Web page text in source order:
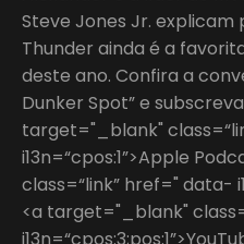
Steve Jones Jr. explicam
Thunder ainda é a
deste ano. Confira a
Dunker Spot” e
target="_blank"
i13n=“cpos:1”>Apple
class=“link” href=" data-
<a target="_blank"